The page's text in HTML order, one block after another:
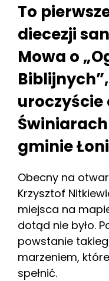
To
diecezji
Mowa o
gminie
Obecny na
Krzysztof
miejsca na
dotąd nie było.
powstanie
marzeniem,
spełnić.